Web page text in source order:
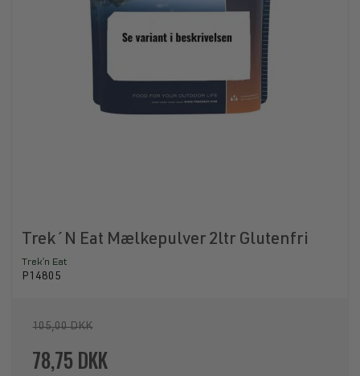
Trek´N Eat Mælkepulver 2ltr Glutenfri
Trek'n Eat
P14805
105,00 DKK
78,75 DKK